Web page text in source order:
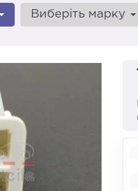
Виберіть марку